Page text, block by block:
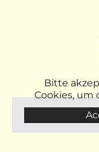
Bitte
Cookies, um